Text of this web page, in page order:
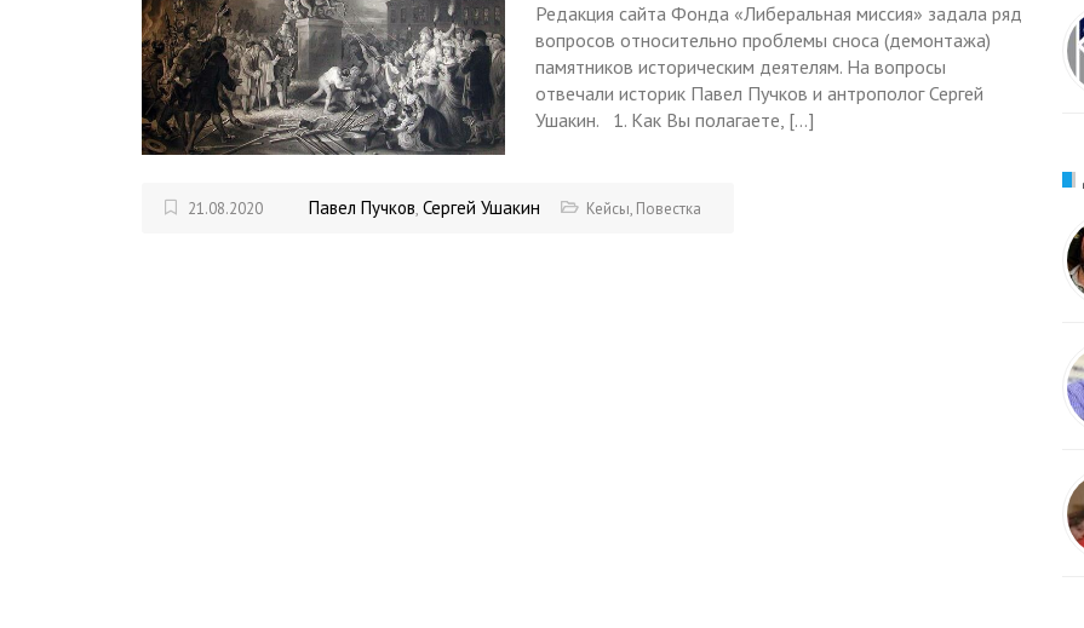
Редакция сайта Фонда «Либеральная миссия» задала ряд
вопросов относительно проблемы сноса (демонтажа)
памятников историческим деятелям. На вопросы
отвечали историк Павел Пучков и антрополог Сергей
Ушакин. 1. Как Вы полагаете, […]
21.08.2020 Павел Пучков, Сергей Ушакин Кейсы, Повестка